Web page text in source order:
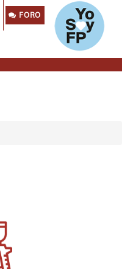
FORO